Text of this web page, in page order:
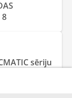
8
sēriju